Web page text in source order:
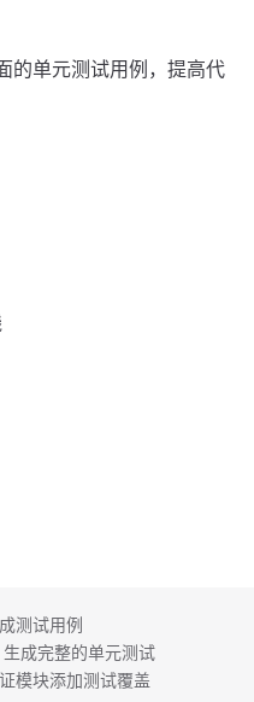
的单元测试用例，提高代
试用例
完整的单元测试
块添加测试覆盖